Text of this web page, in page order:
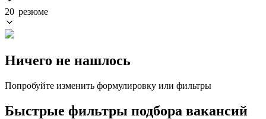
20 резюме
Ничего не нашлось
Попробуйте изменить формулировку или фильтры
Быстрые фильтры подбора вакансий